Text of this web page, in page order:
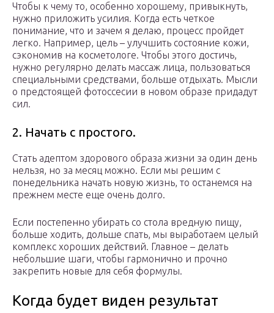
Чтобы к чему то, особенно хорошему, привыкнуть,
нужно приложить усилия. Когда есть четкое
понимание, что и зачем я делаю, процесс пройдет
легко. Например, цель – улучшить состояние кожи,
сэкономив на косметологе. Чтобы этого достичь,
нужно регулярно делать массаж лица, пользоваться
специальными средствами, больше отдыхать. Мысли
о предстоящей фотоссесии в новом образе придадут
сил.
2. Начать с простого.
Стать адептом здорового образа жизни за один день
нельзя, но за месяц можно. Если мы решим с
понедельника начать новую жизнь, то останемся на
прежнем месте еще очень долго.
Если постепенно убирать со стола вредную пищу,
больше ходить, дольше спать, мы выработаем целый
комплекс хороших действий. Главное – делать
небольшие шаги, чтобы гармонично и прочно
закрепить новые для себя формулы.
Когда будет виден результат